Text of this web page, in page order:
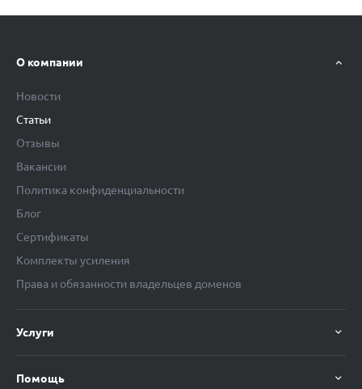
О компании
Новости
Статьи
Отзывы
Вакансии
Политика конфиденциальности
Блог
Сертификаты
Комплекты усиления
Права и обязанности владельцев доменов
Услуги
Помощь